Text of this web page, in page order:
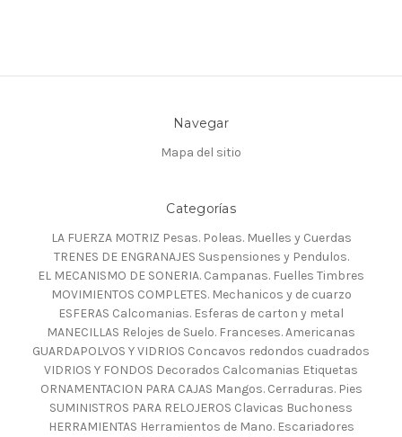
Navegar
Mapa del sitio
Categorías
LA FUERZA MOTRIZ Pesas. Poleas. Muelles y Cuerdas
TRENES DE ENGRANAJES Suspensiones y Pendulos.
EL MECANISMO DE SONERIA. Campanas. Fuelles Timbres
MOVIMIENTOS COMPLETES. Mechanicos y de cuarzo
ESFERAS Calcomanias. Esferas de carton y metal
MANECILLAS Relojes de Suelo. Franceses. Americanas
GUARDAPOLVOS Y VIDRIOS Concavos redondos cuadrados
VIDRIOS Y FONDOS Decorados Calcomanias Etiquetas
ORNAMENTACION PARA CAJAS Mangos. Cerraduras. Pies
SUMINISTROS PARA RELOJEROS Clavicas Buchoness
HERRAMIENTAS Herramientos de Mano. Escariadores